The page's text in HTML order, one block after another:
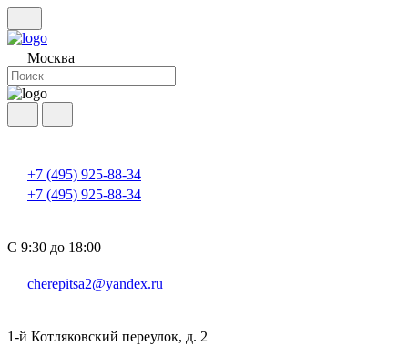
Москва
+7 (495) 925-88-34
+7 (495) 925-88-34
С 9:30 до 18:00
cherepitsa2@yandex.ru
1-й Котляковский переулок, д. 2